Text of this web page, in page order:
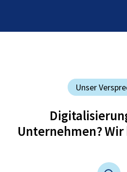
Unser
Unternehmen?